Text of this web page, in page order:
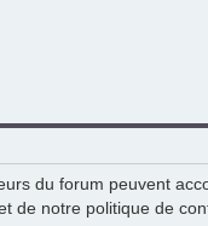
du forum peuvent
de notre politique de